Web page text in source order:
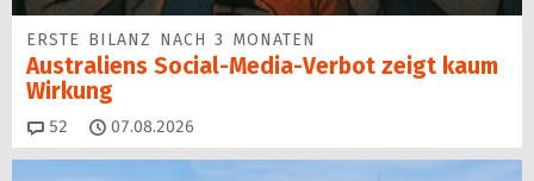
ERSTE BILANZ NACH 3 MONATEN
Australiens Social-Media-Verbot zeigt kaum
Wirkung
52 Kommentare
07.08.2026